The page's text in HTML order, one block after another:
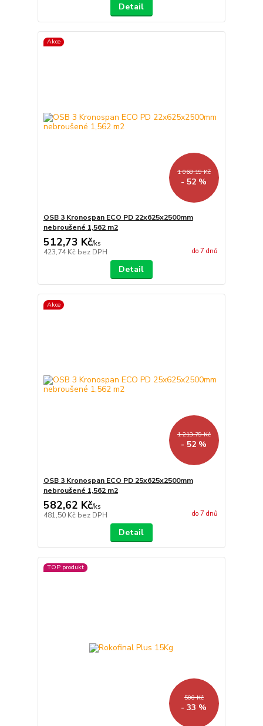
Detail
Akce
1 068,19 Kč
- 52 %
OSB 3 Kronospan ECO PD 22x625x2500mm
nebroušené 1,562 m2
512,73 Kč/ks
423,74 Kč bez DPH do 7 dnů
Detail
Akce
1 213,79 Kč
- 52 %
OSB 3 Kronospan ECO PD 25x625x2500mm
nebroušené 1,562 m2
582,62 Kč/ks
481,50 Kč bez DPH do 7 dnů
Detail
TOP produkt
500 Kč
- 33 %